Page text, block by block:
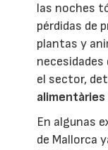
las noches
pérdidas de
plantas y
el sector,
alimentàries
En algunas
de Mallorca